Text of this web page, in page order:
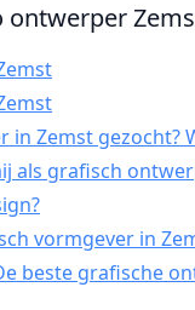
in Zemst gezocht?
als grafisch
vormgever in
beste grafische